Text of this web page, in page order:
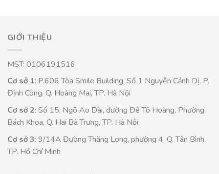
GIỚI THIỆU
MST: 0106191516
Cơ sở 1: P.606 Tòa Smile Building, Số 1 Nguyễn Cảnh Dị, P.
Định Công, Q. Hoàng Mai, TP. Hà Nội
Cơ sở 2: Số 15, Ngõ Ao Dài, đường Đê Tô Hoàng, Phường
Bách Khoa, Q. Hai Bà Trưng, TP. Hà Nội
Cơ sở 3: 9/14A Đường Thăng Long, phường 4, Q. Tân Bình,
TP. Hồ Chí Minh